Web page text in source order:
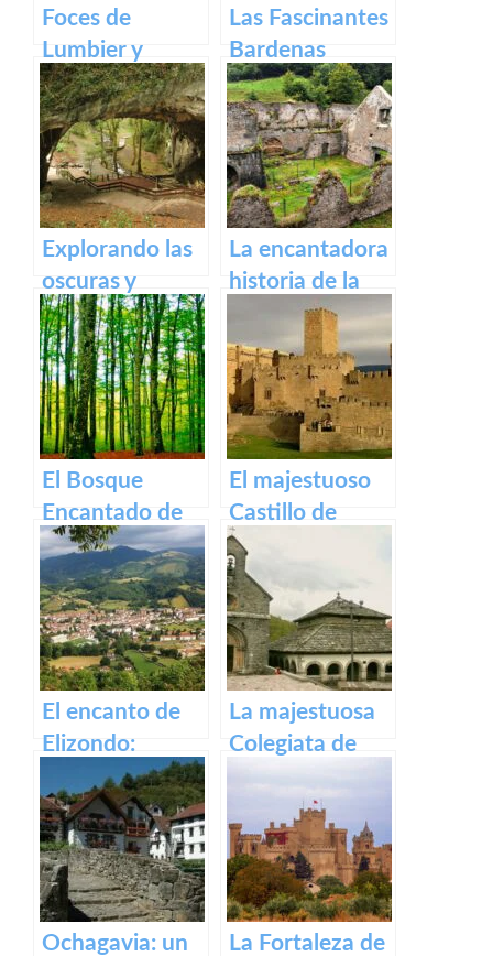
Foces de
Lumbier y
Arbaiun en
Navarra:
Descubriendo
la belleza
natural del
norte de
España
Las Fascinantes
Bardenas
Reales: Un
tesoro natural
en España
Explorando las
oscuras y
misteriosas
Cuevas de
Zugarramurdi
La encantadora
historia de la
antigua fábrica
de Orbaizeta
El Bosque
Encantado de
Irati
El majestuoso
Castillo de
Javier: historia y
legado.
El encanto de
Elizondo:
Descubre la
belleza de este
pueblo.
La majestuosa
Colegiata de
Roncesvalles:
un tesoro
medieval en los
Pirineos
Ochagavia: un La Fortaleza de